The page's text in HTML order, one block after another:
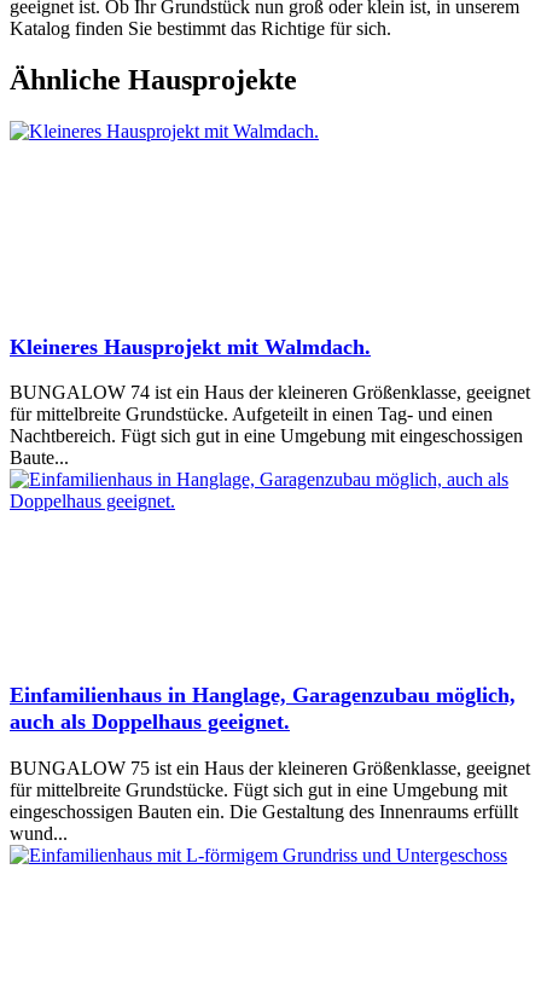
geeignet ist. Ob Ihr Grundstück nun groß oder klein ist, in unserem
Katalog finden Sie bestimmt das Richtige für sich.
Ähnliche Hausprojekte
Kleineres Hausprojekt mit Walmdach.
BUNGALOW 74 ist ein Haus der kleineren Größenklasse, geeignet
für mittelbreite Grundstücke. Aufgeteilt in einen Tag- und einen
Nachtbereich. Fügt sich gut in eine Umgebung mit eingeschossigen
Baute...
Einfamilienhaus in Hanglage, Garagenzubau möglich,
auch als Doppelhaus geeignet.
BUNGALOW 75 ist ein Haus der kleineren Größenklasse, geeignet
für mittelbreite Grundstücke. Fügt sich gut in eine Umgebung mit
eingeschossigen Bauten ein. Die Gestaltung des Innenraums erfüllt
wund...